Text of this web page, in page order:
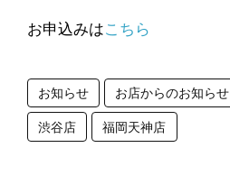
お申込みはこちら
お知らせ お店からのお知らせ
渋谷店 福岡天神店